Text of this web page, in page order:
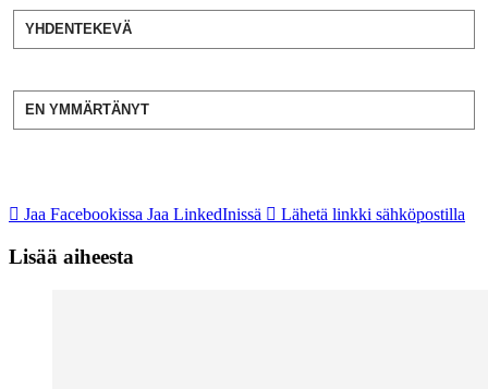
YHDENTEKEVÄ
EN YMMÄRTÄNYT
Jaa Facebookissa Jaa LinkedInissä Lähetä linkki sähköpostilla
Lisää aiheesta